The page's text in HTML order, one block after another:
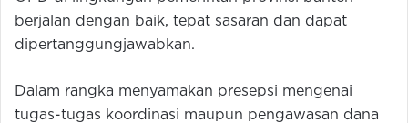
berjalan dengan baik, tepat sasaran dan dapat
dipertanggungjawabkan.
Dalam rangka menyamakan presepsi mengenai
tugas-tugas koordinasi maupun pengawasan dana